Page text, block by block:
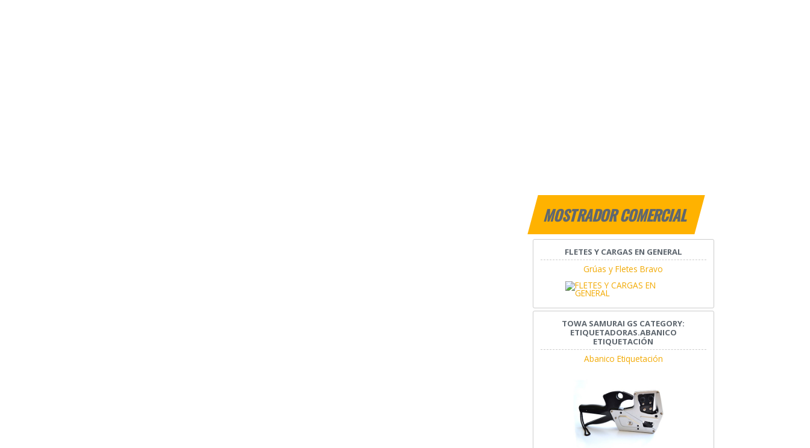
MOSTRADOR COMERCIAL
FLETES Y CARGAS EN GENERAL
Grúas y Fletes Bravo
TOWA SAMURAI GS CATEGORY:
ETIQUETADORAS.ABANICO
ETIQUETACIÓN
Abanico Etiquetación